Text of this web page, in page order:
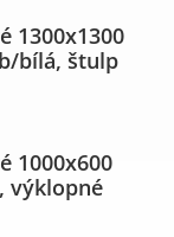
1300x1300
bílá, štulp
1000x600
výklopné